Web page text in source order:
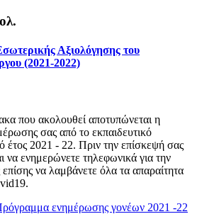
Αξιολόγησης του
(2021-2022)
που ακολουθεί αποτυπώνεται η
σας από το εκπαιδευτικό
έτος 2021 - 22. Πριν την επίσκεψή σας
να ενημερώνετε τηλεφωνικά για την
να λαμβάνετε όλα τα απαραίτητα
ενημέρωσης γονέων 2021 -22